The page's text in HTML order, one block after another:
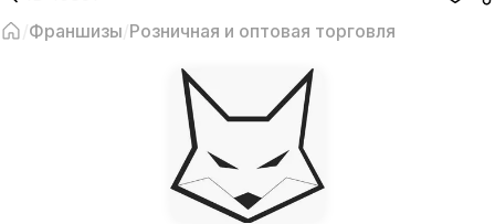
Франшизы Розничная и оптовая торговля